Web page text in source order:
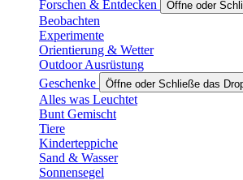
Forschen & Entdecken
Öffne oder
Beobachten
Experimente
Orientierung & Wetter
Outdoor Ausrüstung
Geschenke
Öffne oder Schließe das
Alles was Leuchtet
Bunt Gemischt
Tiere
Kinderteppiche
Sand & Wasser
Sonnensegel